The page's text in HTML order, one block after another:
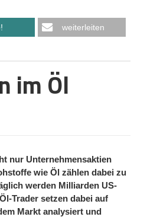
weiterleiten
im Öl
nur Unternehmensaktien
wie Öl zählen dabei zu
werden Milliarden US-
Trader setzen dabei auf
Markt analysiert und